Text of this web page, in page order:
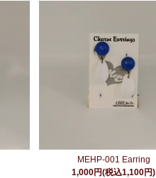
MEHP-001 Earring
1,000円(税込1,100円)